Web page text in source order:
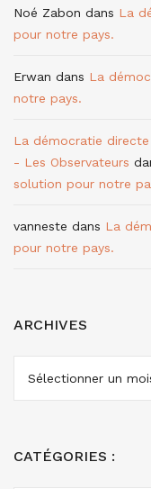
Noé Zabon dans La
pour notre pays.
Erwan dans La
notre pays.
La démocratie
- Les Observateurs
solution pour notre
vanneste dans La
pour notre pays.
ARCHIVES
ARCHIVES
CATÉGORIES :